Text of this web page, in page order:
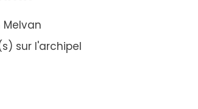
Melvan
sur l'archipel